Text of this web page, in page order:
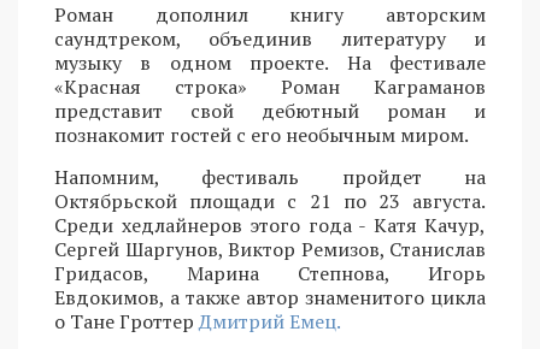
Роман дополнил книгу авторским
саундтреком, объединив литературу и
музыку в одном проекте. На фестивале
«Красная строка» Роман Каграманов
представит свой дебютный роман и
познакомит гостей с его необычным миром.
Напомним, фестиваль пройдет на
Октябрьской площади с 21 по 23 августа.
Среди хедлайнеров этого года - Катя Качур,
Сергей Шаргунов, Виктор Ремизов, Станислав
Гридасов, Марина Степнова, Игорь
Евдокимов, а также автор знаменитого цикла
о Тане ГроттерДмитрий Емец.